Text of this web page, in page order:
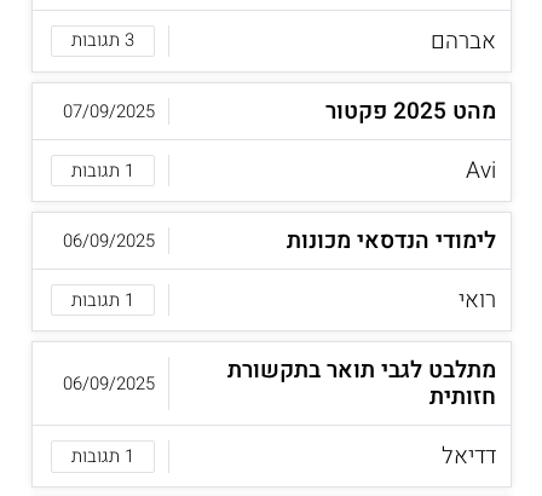
אברהם
3 תגובות
מהט 2025 פקטור
Avi
1 תגובות
07/09/2025
לימודי הנדסאי מכונות
רואי
1 תגובות
06/09/2025
מתלבט לגבי תואר בתקשורת
חזותית
דדיאל
1 תגובות
06/09/2025